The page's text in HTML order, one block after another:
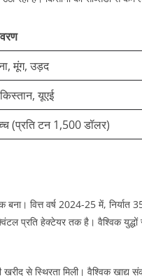
मूंग, उड़द
यूएई
(प्रति टन 1,500 डॉलर)
वित्त वर्ष 2024-25 में,
प्रति हेक्टेयर तक है। वैश्विक
से स्थिरता मिली। वैश्विक खाद्य